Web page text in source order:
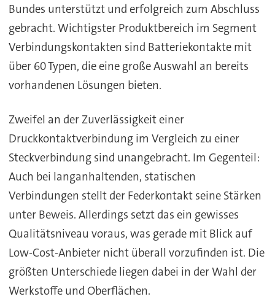
Bundes unterstützt und erfolgreich zum Abschluss
gebracht. Wichtigster Produktbereich im Segment
Verbindungskontakten sind Batteriekontakte mit
über 60 Typen, die eine große Auswahl an bereits
vorhandenen Lösungen bieten.
Zweifel an der Zuverlässigkeit einer
Druckkontaktverbindung im Vergleich zu einer
Steckverbindung sind unangebracht. Im Gegenteil:
Auch bei langanhaltenden, statischen
Verbindungen stellt der Federkontakt seine Stärken
unter Beweis. Allerdings setzt das ein gewisses
Qualitätsniveau voraus, was gerade mit Blick auf
Low-Cost-Anbieter nicht überall vorzufinden ist. Die
größten Unterschiede liegen dabei in der Wahl der
Werkstoffe und Oberflächen.